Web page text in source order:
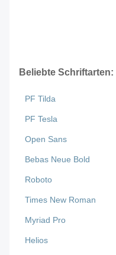
Beliebte Schriftarten:
PF Tilda
PF Tesla
Open Sans
Bebas Neue Bold
Roboto
Times New Roman
Myriad Pro
Helios